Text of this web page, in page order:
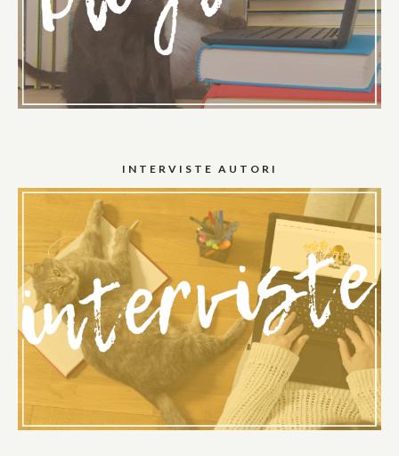
INTERVISTE AUTORI